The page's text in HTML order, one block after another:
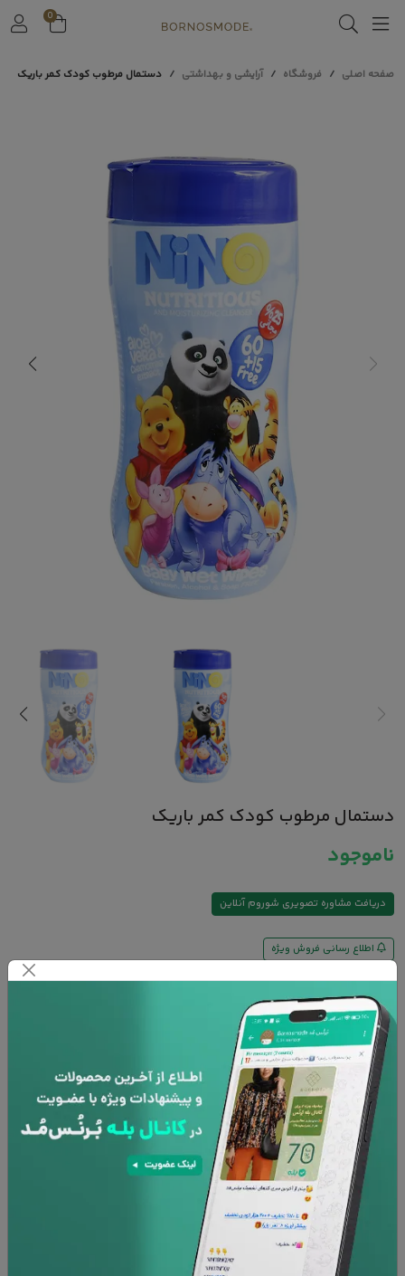
0
صفحه اصلی فروشگاه آرایشی و بهداشتی ﺩﺳﺘﻤﺎﻝ ﻣﺮﻁﻮﺏ ﮐﻮﺩﮎ ﮐﻤﺮ ﺑﺎﺭﯾﮏ
ﺩﺳﺘﻤﺎﻝ ﻣﺮﻁﻮﺏ ﮐﻮﺩﮎ ﮐﻤﺮ ﺑﺎﺭﯾﮏ
ناموجود
دریافت مشاوره تصویری شوروم آنلاین
اطلاع رسانی فروش ویژه
حاوی عصاره بابونه، آلوئه ورا، کالاندولا، چای سبز
فاقد الکل و پارابن و صابون
ضد حساسیت
حاوی ویتامین A و E
افزودن به سبد خرید
پشتیبانی 24 ساعته ۷ روز تعویض کالا
امنیت پرداخت